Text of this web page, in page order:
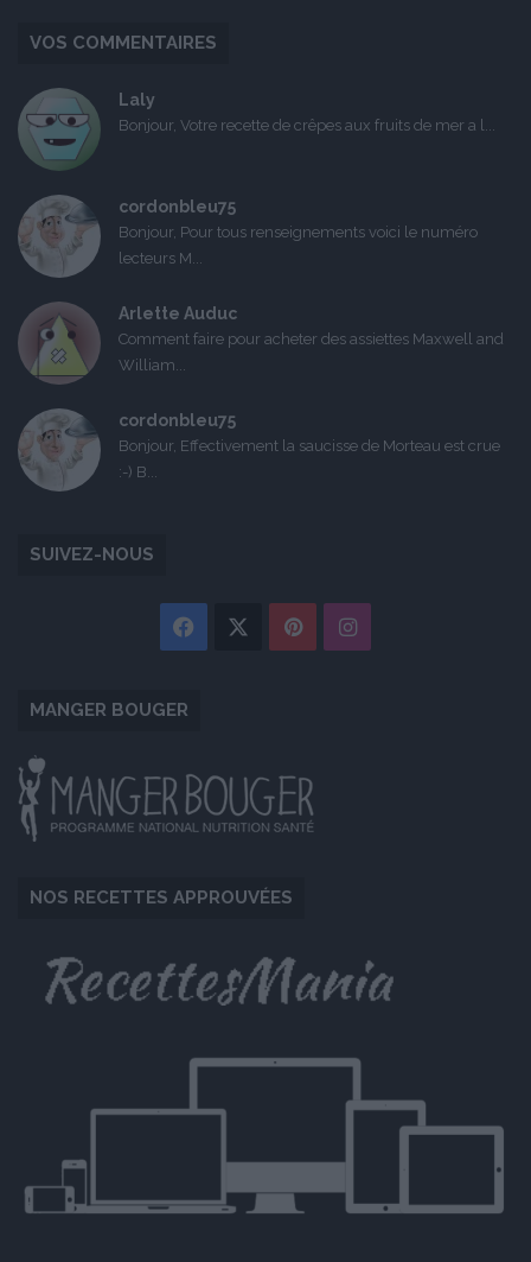
VOS COMMENTAIRES
Laly
Bonjour, Votre recette de crêpes aux fruits de mer a l...
cordonbleu75
Bonjour, Pour tous renseignements voici le numéro
lecteurs M...
Arlette Auduc
Comment faire pour acheter des assiettes Maxwell and
William...
cordonbleu75
Bonjour, Effectivement la saucisse de Morteau est crue
:-) B...
SUIVEZ-NOUS
Facebook PinterestInstagram
MANGER BOUGER
NOS RECETTES APPROUVÉES